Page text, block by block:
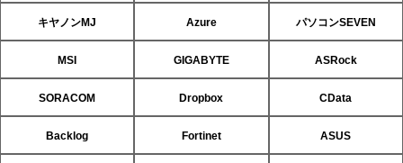
キヤノンMJ Azure パソコンSEVEN
MSI GIGABYTE ASRock
SORACOM Dropbox CData
Backlog Fortinet ASUS